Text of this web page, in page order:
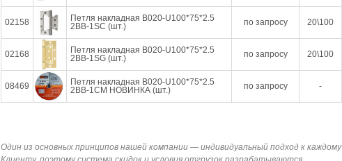
02158
Петля накладная B020-U100*75*2.5
2BB-1SC (шт.)
по запросу 20\100
02168
Петля накладная B020-U100*75*2.5
2BB-1SG (шт.)
по запросу 20\100
08469
Петля накладная B020-U100*75*2.5
2BB-1СМ НОВИНКА (шт.)
по запросу -
Один из основных принципов нашей компании — индивидуальный подход к каждому